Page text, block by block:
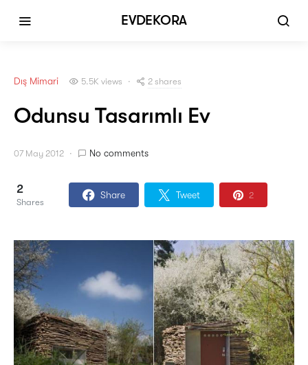
EVDEKORA
Dış Mimari 5.5K views 2 shares
Odunsu Tasarımlı Ev
07 May 2012 No comments
2
Shares
Share Tweet 2